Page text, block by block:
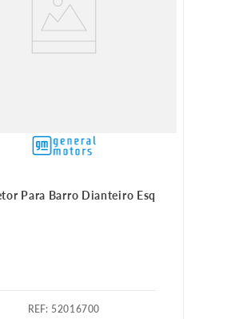
Para Barro Dianteiro Esq
: 52016700